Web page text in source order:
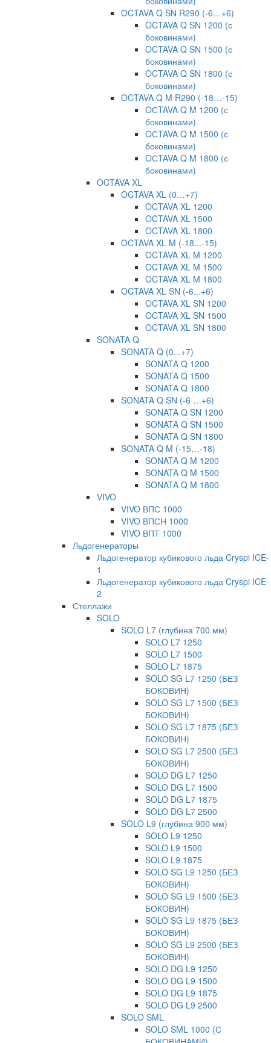
OCTAVA Q SN R290 (-6…+6)
OCTAVA Q SN 1200 (с
боковинами)
OCTAVA Q SN 1500 (с
боковинами)
OCTAVA Q SN 1800 (с
боковинами)
OCTAVA Q M R290 (-18…-15)
OСTAVA Q M 1200 (с
боковинами)
OСTAVA Q M 1500 (с
боковинами)
OСTAVA Q M 1800 (с
боковинами)
OCTAVA XL
OCTAVA XL (0…+7)
OCTAVA XL 1200
OCTAVA XL 1500
OCTAVA XL 1800
OCTAVA XL M (-18...-15)
OCTAVA XL M 1200
OCTAVA XL M 1500
OCTAVA XL M 1800
OCTAVA XL SN (-6...+6)
OCTAVA XL SN 1200
OCTAVA XL SN 1500
OCTAVA XL SN 1800
SONATA Q
SONATA Q (0...+7)
SONATA Q 1200
SONATA Q 1500
SONATA Q 1800
SONATA Q SN (-6 …+6)
SONATA Q SN 1200
SONATA Q SN 1500
SONATA Q SN 1800
SONATA Q M (-15…-18)
SONATA Q M 1200
SONATA Q M 1500
SONATA Q M 1800
VIVO
VIVO ВПС 1000
VIVO ВПСН 1000
VIVO ВПТ 1000
Льдогенераторы
Льдогенератор кубикового льда Cryspi ICE-
1
Льдогенератор кубикового льда Cryspi ICE-
2
Стеллажи
SOLO
SOLO L7 (глубина 700 мм)
SOLO L7 1250
SOLO L7 1500
SOLO L7 1875
SOLO SG L7 1250 (БЕЗ
БОКОВИН)
SOLO SG L7 1500 (БЕЗ
БОКОВИН)
SOLO SG L7 1875 (БЕЗ
БОКОВИН)
SOLO SG L7 2500 (БЕЗ
БОКОВИН)
SOLO DG L7 1250
SOLO DG L7 1500
SOLO DG L7 1875
SOLO DG L7 2500
SOLO L9 (глубина 900 мм)
SOLO L9 1250
SOLO L9 1500
SOLO L9 1875
SOLO SG L9 1250 (БЕЗ
БОКОВИН)
SOLO SG L9 1500 (БЕЗ
БОКОВИН)
SOLO SG L9 1875 (БЕЗ
БОКОВИН)
SOLO SG L9 2500 (БЕЗ
БОКОВИН)
SOLO DG L9 1250
SOLO DG L9 1500
SOLO DG L9 1875
SOLO DG L9 2500
SOLO SML
SOLO SML 1000 (С